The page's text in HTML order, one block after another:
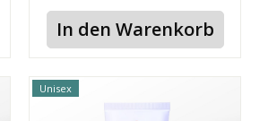
In den Warenkorb
Unisex